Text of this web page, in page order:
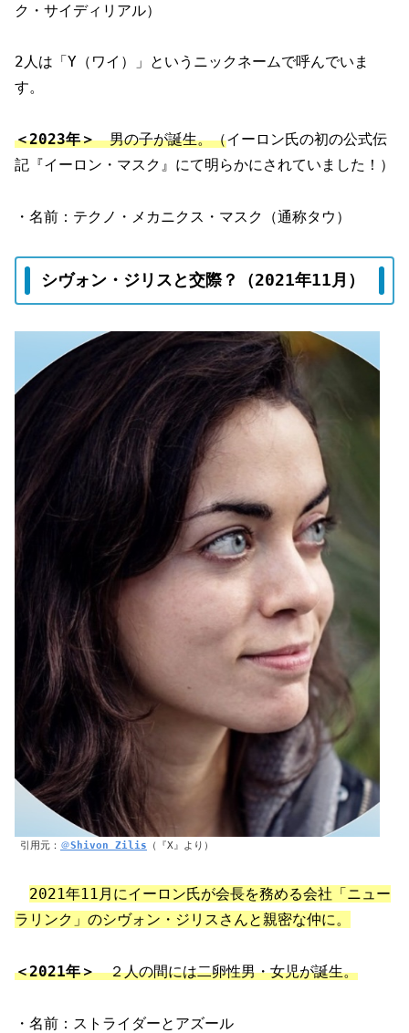
ク・サイディリアル）
2人は「Y（ワイ）」というニックネームで呼んでいま
す。
＜2023年＞男の子が誕生。（イーロン氏の初の公式伝
記『イーロン・マスク』にて明らかにされていました！）
・名前：テクノ・メカニクス・マスク（通称タウ）
シヴォン・ジリスと交際？（2021年11月）
引用元： ＠Shivon Zilis （『X』より）
2021年11月にイーロン氏が会長を務める会社「ニュー
ラリンク」のシヴォン・ジリスさんと親密な仲に。
＜2021年＞２人の間には二卵性男・女児が誕生。
・名前：ストライダーとアズール